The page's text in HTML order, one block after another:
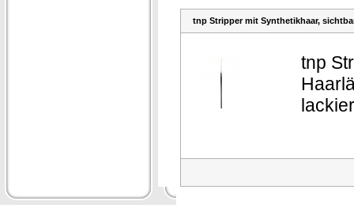
tnp Stripper mit Synthetikhaar,
tnp